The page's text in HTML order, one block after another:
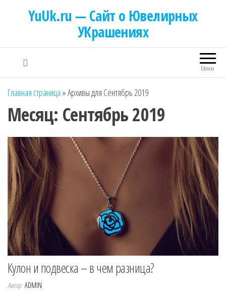
YuUk.ru — Сайт о Ювелирных
УКрашениях
Меню
Главная страница »Архивы для Сентябрь 2019
Месяц: Сентябрь 2019
Кулон и подвеска – в чем разница?
Автор ADMIN